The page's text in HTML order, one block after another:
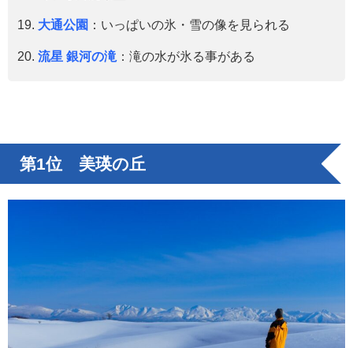
大通公園 ：いっぱいの氷・雪の像を見られる
流星 銀河の滝 ：滝の水が氷る事がある
第1位 美瑛の丘